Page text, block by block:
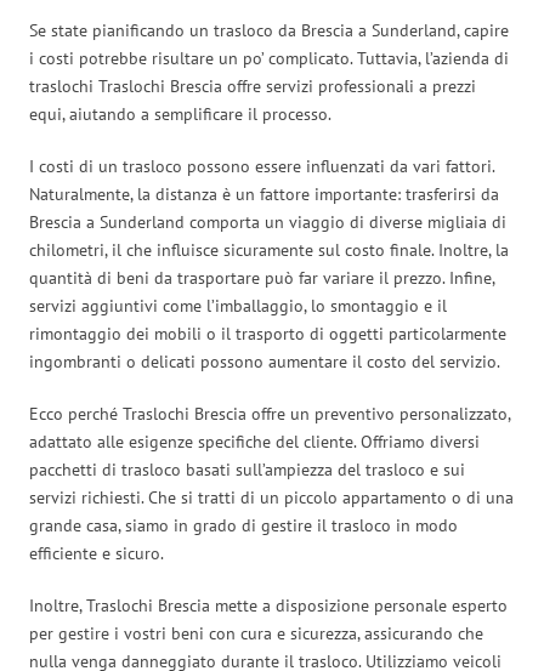
Se state pianificando un trasloco da Brescia a Sunderland, capire
i costi potrebbe risultare un po’ complicato. Tuttavia, l’azienda di
traslochi Traslochi Brescia offre servizi professionali a prezzi
equi, aiutando a semplificare il processo.
I costi di un trasloco possono essere influenzati da vari fattori.
Naturalmente, la distanza è un fattore importante: trasferirsi da
Brescia a Sunderland comporta un viaggio di diverse migliaia di
chilometri, il che influisce sicuramente sul costo finale. Inoltre, la
quantità di beni da trasportare può far variare il prezzo. Infine,
servizi aggiuntivi come l’imballaggio, lo smontaggio e il
rimontaggio dei mobili o il trasporto di oggetti particolarmente
ingombranti o delicati possono aumentare il costo del servizio.
Ecco perché Traslochi Brescia offre un preventivo personalizzato,
adattato alle esigenze specifiche del cliente. Offriamo diversi
pacchetti di trasloco basati sull’ampiezza del trasloco e sui
servizi richiesti. Che si tratti di un piccolo appartamento o di una
grande casa, siamo in grado di gestire il trasloco in modo
efficiente e sicuro.
Inoltre, Traslochi Brescia mette a disposizione personale esperto
per gestire i vostri beni con cura e sicurezza, assicurando che
nulla venga danneggiato durante il trasloco. Utilizziamo veicoli